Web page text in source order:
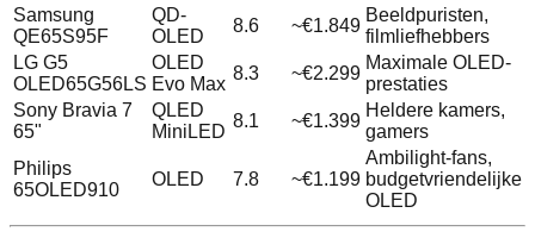
Samsung
QE65S95F
QD-
OLED
8.6 ~€1.849
Beeldpuristen,
filmliefhebbers
LG G5
OLED65G56LS
OLED
Evo Max
8.3 ~€2.299
Maximale OLED-
prestaties
Sony Bravia 7
65"
QLED
MiniLED
8.1 ~€1.399
Heldere kamers,
gamers
Philips
65OLED910
OLED 7.8 ~€1.199
Ambilight-fans,
budgetvriendelijke
OLED